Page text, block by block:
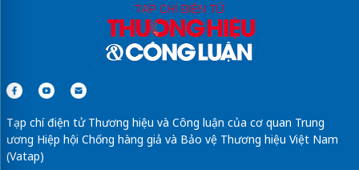
Tạp chí điện tử Thương hiệu và Công luận của cơ quan Trung
ương Hiệp hội Chống hàng giả và Bảo vệ Thương hiệu Việt Nam
(Vatap)